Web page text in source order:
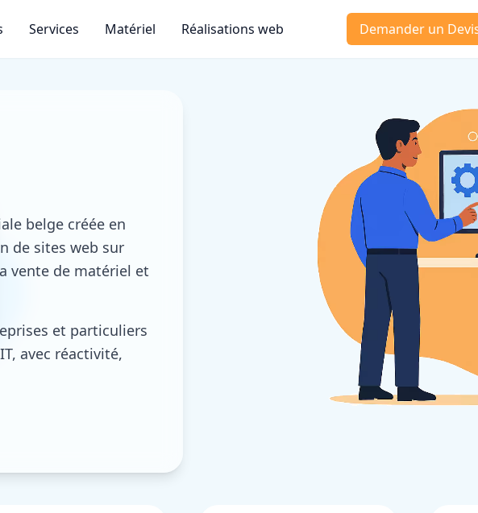
Services Matériel Réalisations web Demander un
belge créée en
de sites web sur
vente de matériel et
et particuliers
avec réactivité,